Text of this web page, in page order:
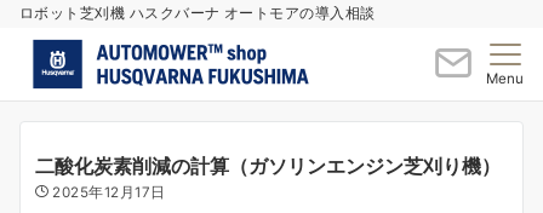
ロボット芝刈機 ハスクバーナ オートモアの導入相談
Menu
二酸化炭素削減の計算（ガソリンエンジン芝刈り機）
2025年12月17日